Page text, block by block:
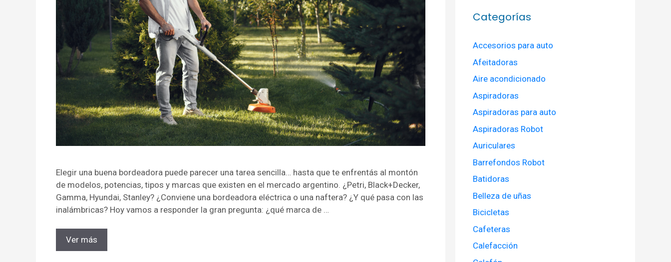
Elegir una buena bordeadora puede parecer una tarea sencilla… hasta que te enfrentás al montón
de modelos, potencias, tipos y marcas que existen en el mercado argentino. ¿Petri, Black+Decker,
Gamma, Hyundai, Stanley? ¿Conviene una bordeadora eléctrica o una naftera? ¿Y qué pasa con las
inalámbricas? Hoy vamos a responder la gran pregunta: ¿qué marca de …
Ver más
Categorías
Accesorios para auto
Afeitadoras
Aire acondicionado
Aspiradoras
Aspiradoras para auto
Aspiradoras Robot
Auriculares
Barrefondos Robot
Batidoras
Belleza de uñas
Bicicletas
Cafeteras
Calefacción